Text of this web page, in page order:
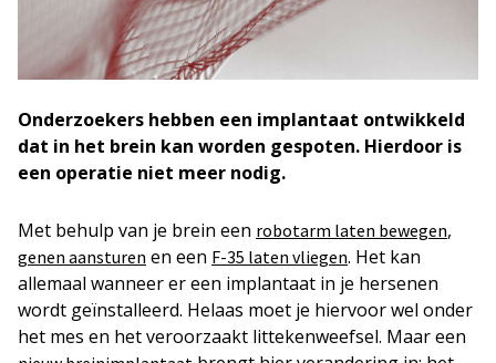
Onderzoekers hebben een implantaat ontwikkeld
dat in het brein kan worden gespoten. Hierdoor is
een operatie niet meer nodig.
Met behulp van je brein een robotarm laten bewegen,
genen aansturen en een F-35 laten vliegen. Het kan
allemaal wanneer er een implantaat in je hersenen
wordt geïnstalleerd. Helaas moet je hiervoor wel onder
het mes en het veroorzaakt littekenweefsel. Maar een